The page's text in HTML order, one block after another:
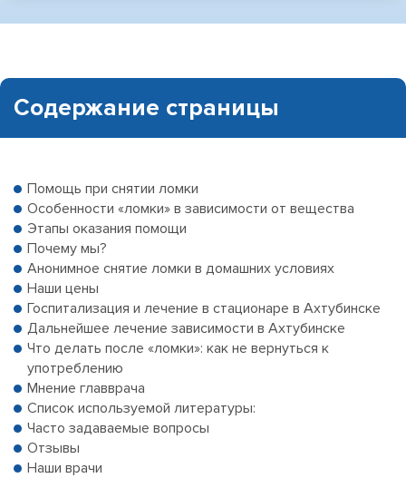
Содержание страницы
Помощь при снятии ломки
Особенности «ломки» в зависимости от вещества
Этапы оказания помощи
Почему мы?
Анонимное снятие ломки в домашних условиях
Наши цены
Госпитализация и лечение в стационаре в Ахтубинске
Дальнейшее лечение зависимости в Ахтубинске
Что делать после «ломки»: как не вернуться к
употреблению
Мнение главврача
Список используемой литературы:
Часто задаваемые вопросы
Отзывы
Наши врачи